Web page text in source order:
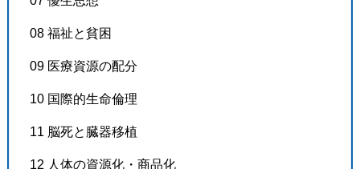
08 福祉と貧困
09 医療資源の配分
10 国際的生命倫理
11 脳死と臓器移植
12 人体の資源化・商品化